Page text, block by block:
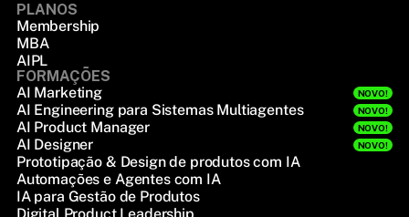
PLANOS
Membership
MBA
AIPL
FORMAÇÕES
AI Marketing
NOVO!
AI Engineering para Sistemas Multiagentes NOVO!
AI Product Manager NOVO!
AI Designer NOVO!
Prototipação & Design de produtos com IA
Automações e Agentes com IA
IA para Gestão de Produtos